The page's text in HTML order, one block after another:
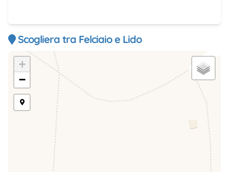
Scogliera tra Felciaio e Lido
+
−